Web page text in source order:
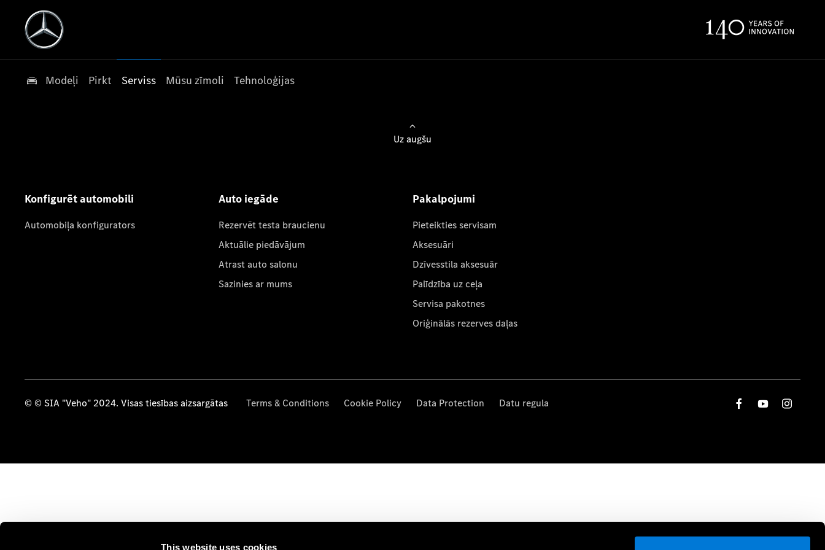
This website uses cookies
Modeļi Pirkt Serviss Mūsu zīmoli Tehnoloģijas
Uz augšu
Konfigurēt automobili
Automobiļa konfigurators
Auto iegāde
Rezervēt testa braucienu
Aktuālie piedāvājum
Atrast auto salonu
Sazinies ar mums
Pakalpojumi
Pieteikties servisam
Aksesuāri
Dzīvesstila aksesuār
Palīdzība uz ceļa
Servisa pakotnes
Oriģinālās rezerves daļas
© © SIA "Veho" 2024. Visas tiesības aizsargātas Terms & Conditions Cookie Policy Data Protection Datu regula